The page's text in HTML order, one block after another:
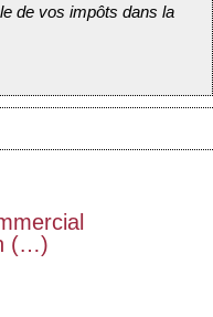
de vos impôts dans la
(…)